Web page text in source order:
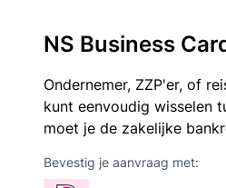
NS Business
Ondernemer, ZZP'er, of
kunt eenvoudig wisselen
moet je de zakelijke
Bevestig je aanvraag met: